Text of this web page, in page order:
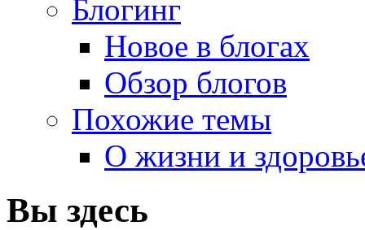
Блогинг
Новое в блогах
Обзор блогов
Похожие темы
О жизни и
Вы здесь